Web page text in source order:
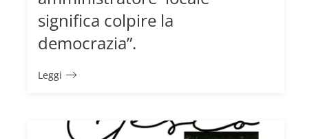
significa colpire la
democrazia”.
Leggi